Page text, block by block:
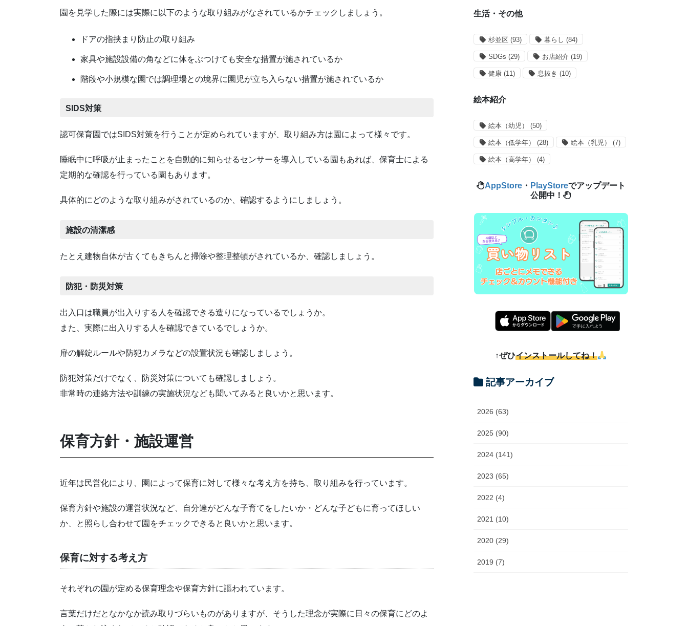
園を見学した際には実際に以下のような取り組みがなされているかチェックしましょう。
ドアの指挟まり防止の取り組み
家具や施設設備の角などに体をぶつけても安全な措置が施されているか
階段や小規模な園では調理場との境界に園児が立ち入らない措置が施されているか
SIDS対策
認可保育園ではSIDS対策を行うことが定められていますが、取り組み方は園によって様々です。
睡眠中に呼吸が止まったことを自動的に知らせるセンサーを導入している園もあれば、保育士による
定期的な確認を行っている園もあります。
具体的にどのような取り組みがされているのか、確認するようにしましょう。
施設の清潔感
たとえ建物自体が古くてもきちんと掃除や整理整頓がされているか、確認しましょう。
防犯・防災対策
出入口は職員が出入りする人を確認できる造りになっているでしょうか。
また、実際に出入りする人を確認できているでしょうか。
扉の解錠ルールや防犯カメラなどの設置状況も確認しましょう。
防犯対策だけでなく、防災対策についても確認しましょう。
非常時の連絡方法や訓練の実施状況なども聞いてみると良いかと思います。
保育方針・施設運営
近年は民営化により、園によって保育に対して様々な考え方を持ち、取り組みを行っています。
保育方針や施設の運営状況など、自分達がどんな子育てをしたいか・どんな子どもに育ってほしい
か、と照らし合わせて園をチェックできると良いかと思います。
保育に対する考え方
それぞれの園が定める保育理念や保育方針に謳われています。
言葉だけだとなかなか読み取りづらいものがありますが、そうした理念が実際に日々の保育にどのよ
生活・その他
杉並区 (93) 暮らし (84)
SDGs (29) お店紹介 (19)
健康 (11) 息抜き (10)
絵本紹介
絵本（幼児） (50)
絵本（低学年） (28) 絵本（乳児） (7)
絵本（高学年） (4)
AppStore・ PlayStoreでアップデート
公開中！
↑ぜひインストールしてね！
記事アーカイブ
2026 (63)
2025 (90)
2024 (141)
2023 (65)
2022 (4)
2021 (10)
2020 (29)
2019 (7)